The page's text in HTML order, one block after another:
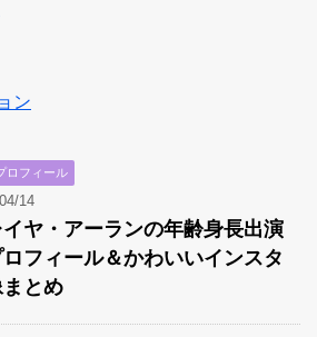
ン
ロフィール
14
イヤ・アーランの年齢身長出演
フィール＆かわいいインスタ
とめ